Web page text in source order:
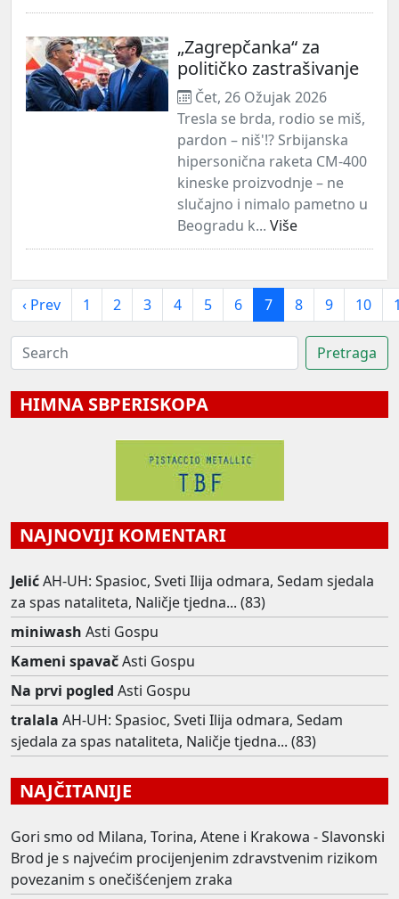
„Zagrepčanka“ za
političko zastrašivanje
Čet, 26 Ožujak 2026
Tresla se brda, rodio se miš,
pardon – niš'!? Srbijanska
hipersonična raketa CM-400
kineske proizvodnje – ne
slučajno i nimalo pametno u
Beogradu k... Više
‹ Prev 1 2 3 4 5 6 7 8 9 10
HIMNA SBPERISKOPA
NAJNOVIJI KOMENTARI
JelićAH-UH: Spasioc, Sveti Ilija odmara, Sedam sjedala
za spas nataliteta, Naličje tjedna... (83)
miniwash Asti Gospu
Kameni spavačAsti Gospu
Na prvi pogled Asti Gospu
tralala AH-UH: Spasioc, Sveti Ilija odmara, Sedam
sjedala za spas nataliteta, Naličje tjedna... (83)
NAJČITANIJE
Gori smo od Milana, Torina, Atene i Krakowa - Slavonski
Brod je s najvećim procijenjenim zdravstvenim rizikom
povezanim s onečišćenjem zraka